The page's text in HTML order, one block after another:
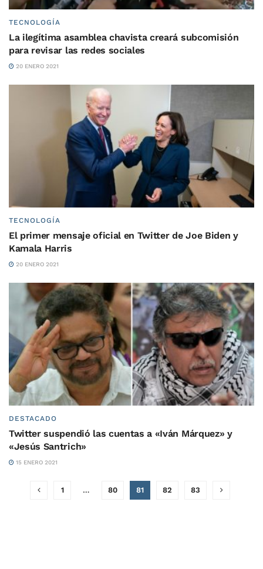
TECNOLOGÍA
La ilegítima asamblea chavista creará subcomisión
para revisar las redes sociales
20 ENERO 2021
TECNOLOGÍA
El primer mensaje oficial en Twitter de Joe Biden y
Kamala Harris
20 ENERO 2021
DESTACADO
Twitter suspendió las cuentas a «Iván Márquez» y
«Jesús Santrich»
15 ENERO 2021
1 … 80 81 82 83